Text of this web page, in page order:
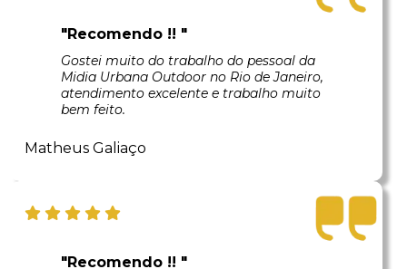
"Recomendo !! "
Gostei muito do trabalho do pessoal da
Midia Urbana Outdoor no Rio de Janeiro,
atendimento excelente e trabalho muito
bem feito.
Matheus Galiaço
"Recomendo !! "